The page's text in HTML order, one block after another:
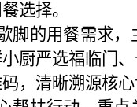
选择。
的用餐需求，
厨严选福临门
，清晰溯源核心